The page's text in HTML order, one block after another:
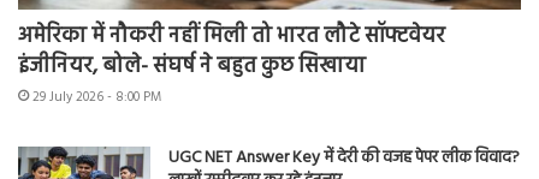
अमेरिका में नौकरी नहीं मिली तो भारत लौटे सॉफ्टवेयर
इंजीनियर, बोले- संघर्ष ने बहुत कुछ सिखाया
29 July 2026 - 8:00 PM
UGC NET Answer Key में देरी की वजह पेपर लीक विवाद?